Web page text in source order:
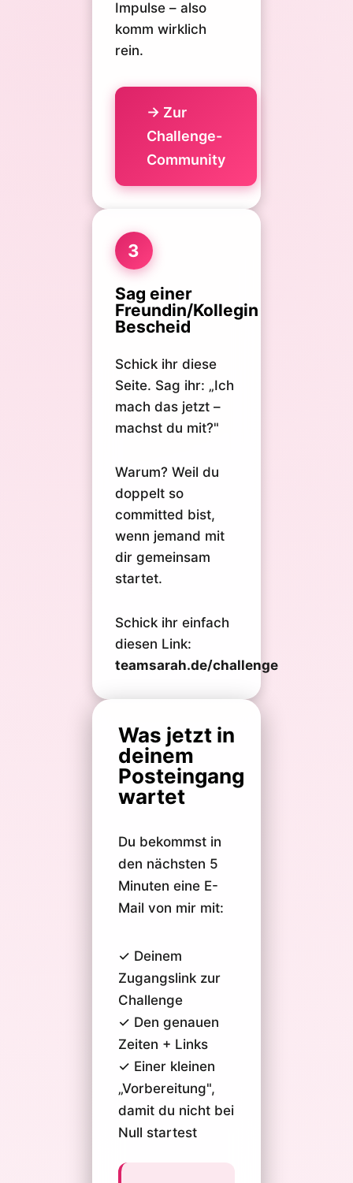
Impulse – also
komm wirklich
rein.
→ Zur
Challenge-
Community
3
Sag einer
Freundin/Kollegin
Bescheid
Schick ihr diese
Seite. Sag ihr: „Ich
mach das jetzt –
machst du mit?"
Warum? Weil du
doppelt so
committed bist,
wenn jemand mit
dir gemeinsam
startet.
Schick ihr einfach
diesen Link:
teamsarah.de/challenge
Was jetzt in
deinem
Posteingang
wartet
Du bekommst in
den nächsten 5
Minuten eine E-
Mail von mir mit:
✓ Deinem
Zugangslink zur
Challenge
✓ Den genauen
Zeiten + Links
✓ Einer kleinen
„Vorbereitung",
damit du nicht bei
Null startest